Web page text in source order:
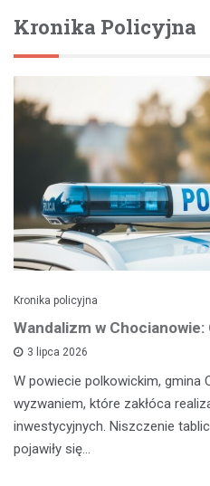
Kronika Policyjna
Kronika policyjna
Wandalizm w
3 lipca 2026
W powiecie polkowickim, gmina
wyzwaniem, które zakłóca
inwestycyjnych. Niszczenie
pojawiły się…